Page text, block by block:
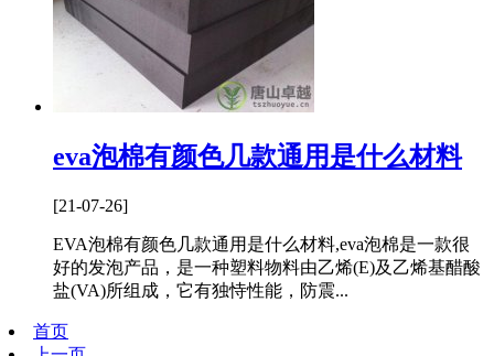
eva泡棉有颜色几款通用是什么材料
[21-07-26]
EVA泡棉有颜色几款通用是什么材料,eva泡棉是一款很
好的发泡产品，是一种塑料物料由乙烯(E)及乙烯基醋酸
盐(VA)所组成，它有独恃性能，防震...
首页